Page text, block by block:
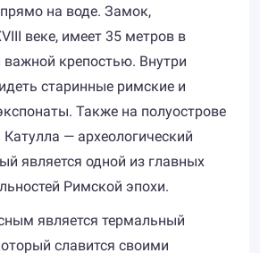
на воде. Замок,
веке, имеет 35 метров в
важной крепостью. Внутри
старинные римские и
Также на полуострове
Катулла — археологический
является одной из главных
Римской эпохи.
является термальный
славится своими